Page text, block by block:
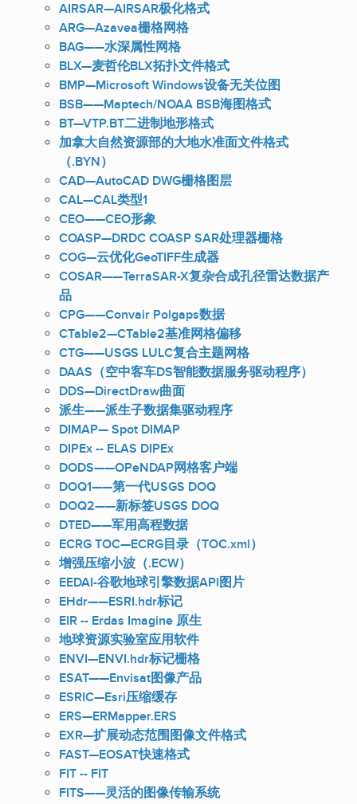
AIRSAR—AIRSAR极化格式
ARG—Azavea栅格网格
BAG——水深属性网格
BLX—麦哲伦BLX拓扑文件格式
BMP—Microsoft Windows设备无关位图
BSB——Maptech/NOAA BSB海图格式
BT—VTP.BT二进制地形格式
加拿大自然资源部的大地水准面文件格式
（.BYN）
CAD—AutoCAD DWG栅格图层
CAL—CAL类型1
CEO——CEO形象
COASP—DRDC COASP SAR处理器栅格
COG—云优化GeoTIFF生成器
COSAR——TerraSAR-X复杂合成孔径雷达数据产
品
CPG——Convair Polgaps数据
CTable2—CTable2基准网格偏移
CTG——USGS LULC复合主题网格
DAAS（空中客车DS智能数据服务驱动程序）
DDS—DirectDraw曲面
派生——派生子数据集驱动程序
DIMAP— Spot DIMAP
DIPEx -- ELAS DIPEx
DODS——OPeNDAP网格客户端
DOQ1——第一代USGS DOQ
DOQ2——新标签USGS DOQ
DTED——军用高程数据
ECRG TOC—ECRG目录（TOC.xml）
增强压缩小波（.ECW）
EEDAI-谷歌地球引擎数据API图片
EHdr——ESRI.hdr标记
EIR -- Erdas Imagine 原生
地球资源实验室应用软件
ENVI—ENVI.hdr标记栅格
ESAT——Envisat图像产品
ESRIC—Esri压缩缓存
ERS—ERMapper.ERS
EXR—扩展动态范围图像文件格式
FAST—EOSAT快速格式
FIT -- FIT
FITS——灵活的图像传输系统